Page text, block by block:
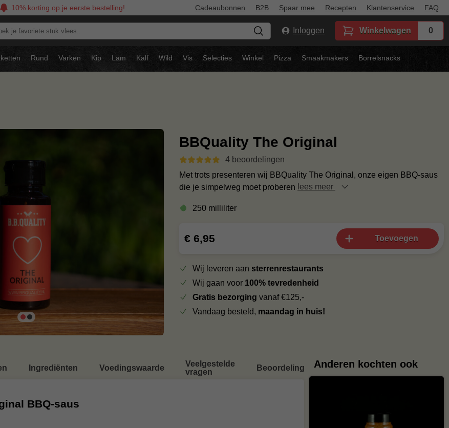
10% korting op je eerste bestelling! Cadeaubonnen B2B Spaar mee Recepten Klantenservice FAQ
Inloggen Winkelwagen 0
Rund Varken Kip Lam Kalf Wild Vis Selecties Winkel Pizza Smaakmakers Borrelsnacks
BBQuality The Original
4 beoordelingen
Met trots presenteren wij BBQuality The Original, onze eigen BBQ-saus
die je simpelweg moet proberen lees meer
250 milliliter
€ 6,95 Toevoegen
Wij leveren aan sterrenrestaurants
Wij gaan voor 100% tevredenheid
Gratis bezorging vanaf €125,-
Vandaag besteld, maandag in huis!
Ingrediënten Voedingswaarde
Veelgestelde
vragen
Beoordelingen
BBQ-saus
Anderen kochten ook